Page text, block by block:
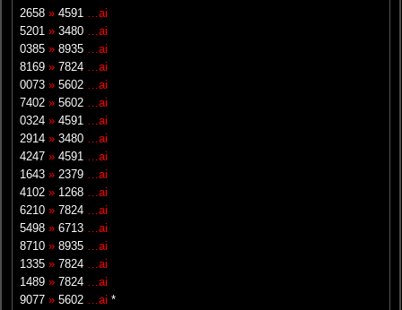
2658 » 4591 …ai
5201 » 3480 …ai
0385 » 8935 …ai
8169 » 7824 …ai
0073 » 5602 …ai
7402 » 5602 …ai
0324 » 4591 …ai
2914 » 3480 …ai
4247 » 4591 …ai
1643 » 2379 …ai
4102 » 1268 …ai
6210 » 7824 …ai
5498 » 6713 …ai
8710 » 8935 …ai
1335 » 7824 …ai
1489 » 7824 …ai
9077 » 5602 …ai *